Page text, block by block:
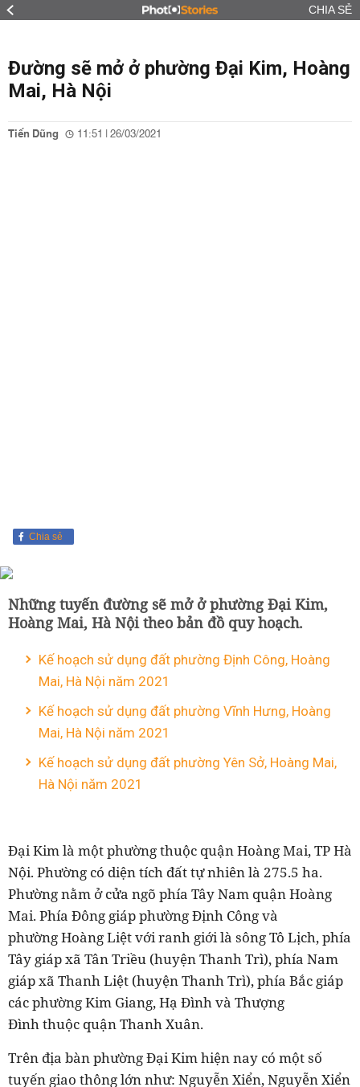
CHIA SẺ
Đường sẽ mở ở phường Đại Kim, Hoàng
Mai, Hà Nội
Tiến Dũng 11:51 | 26/03/2021
Chia sẻ
Những tuyến đường sẽ mở ở phường Đại Kim,
Hoàng Mai, Hà Nội theo bản đồ quy hoạch.
Kế hoạch sử dụng đất phường Định Công, Hoàng
Mai, Hà Nội năm 2021
Kế hoạch sử dụng đất phường Vĩnh Hưng, Hoàng
Mai, Hà Nội năm 2021
Kế hoạch sử dụng đất phường Yên Sở, Hoàng Mai,
Hà Nội năm 2021
Đại Kim là một phường thuộc quận Hoàng Mai, TP Hà
Nội. Phường có diện tích đất tự nhiên là 275.5 ha.
Phường nằm ở cửa ngõ phía Tây Nam quận Hoàng
Mai. Phía Đông giáp phường Định Công và
phường Hoàng Liệt với ranh giới là sông Tô Lịch, phía
Tây giáp xã Tân Triều (huyện Thanh Trì), phía Nam
giáp xã Thanh Liệt (huyện Thanh Trì), phía Bắc giáp
các phường Kim Giang, Hạ Đình và Thượng
Đình thuộc quận Thanh Xuân.
Trên địa bàn phường Đại Kim hiện nay có một số
tuyến giao thông lớn như: Nguyễn Xiển, Nguyễn Xiển